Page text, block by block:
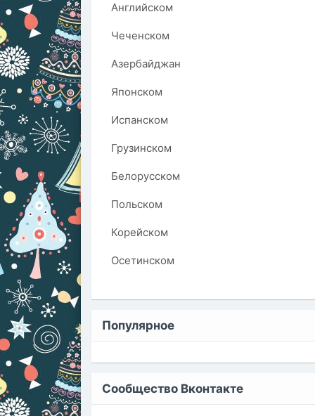
Английском
Чеченском
Азербайджан
Японском
Испанском
Грузинском
Белорусском
Польском
Корейском
Осетинском
Популярное
Сообщество Вконтакте